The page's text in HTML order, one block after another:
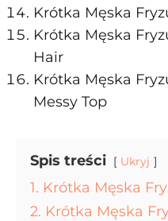
Krótka Męska
Krótka Męska
Hair
Krótka Męska
Messy Top
Spis treści Ukryj
1. Krótka Męska
2. Krótka Męska